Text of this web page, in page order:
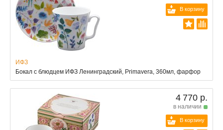
В корзину
ИФЗ
Бокал с блюдцем ИФЗ Ленинградский, Primavera, 360мл, фарфор
4 770 р.
в наличии
В корзину